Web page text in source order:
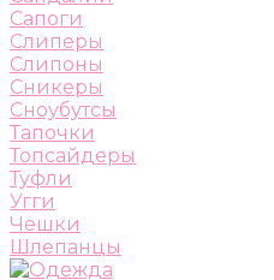
Сапоги
Слиперы
Слипоны
Сникеры
Сноубутсы
Тапочки
Топсайдеры
Туфли
Угги
Чешки
Шлепанцы